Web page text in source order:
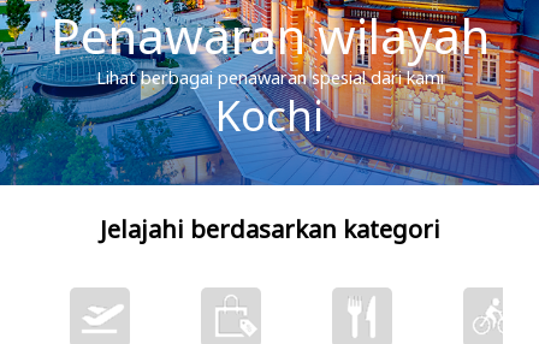
Penawaran wilayah
Lihat berbagai penawaran spesial dari kami
Kochi
Jelajahi berdasarkan kategori